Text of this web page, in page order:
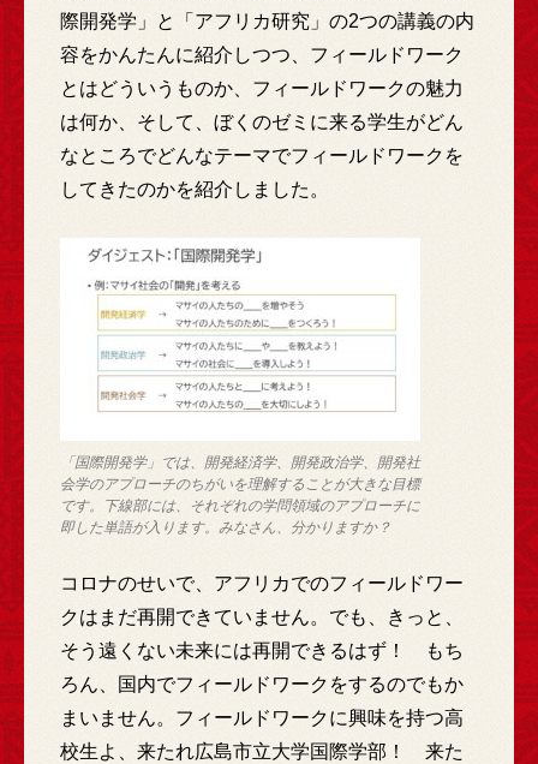
際開発学」と「アフリカ研究」の2つの講義の内
容をかんたんに紹介しつつ、フィールドワーク
とはどういうものか、フィールドワークの魅力
は何か、そして、ぼくのゼミに来る学生がどん
なところでどんなテーマでフィールドワークを
してきたのかを紹介しました。
「国際開発学」では、開発経済学、開発政治学、開発社
会学のアプローチのちがいを理解することが大きな目標
です。下線部には、それぞれの学問領域のアプローチに
即した単語が入ります。みなさん、分かりますか？
コロナのせいで、アフリカでのフィールドワー
クはまだ再開できていません。でも、きっと、
そう遠くない未来には再開できるはず！ もち
ろん、国内でフィールドワークをするのでもか
まいません。フィールドワークに興味を持つ高
校生よ、来たれ広島市立大学国際学部！ 来た